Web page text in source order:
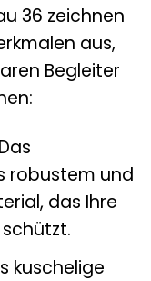
36 zeichnen
aus,
Begleiter
robustem und
das Ihre
kuschelige